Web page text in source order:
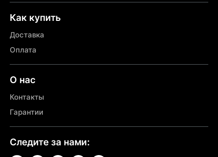
Как купить
Доставка
Оплата
О нас
Контакты
Гарантии
Следите за нами: